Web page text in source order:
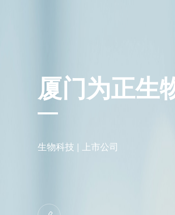
厦门为正生
生物科技 | 上市公司